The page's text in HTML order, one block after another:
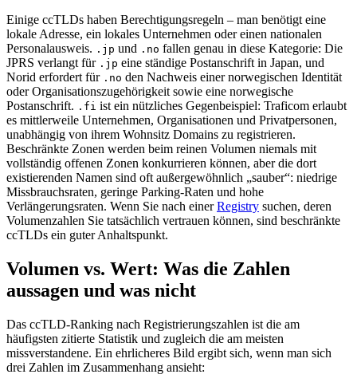
Einige ccTLDs haben Berechtigungsregeln – man benötigt eine
lokale Adresse, ein lokales Unternehmen oder einen nationalen
Personalausweis. .jp und .no fallen genau in diese Kategorie: Die
JPRS verlangt für .jp eine ständige Postanschrift in Japan, und
Norid erfordert für .no den Nachweis einer norwegischen Identität
oder Organisationszugehörigkeit sowie eine norwegische
Postanschrift. .fi ist ein nützliches Gegenbeispiel: Traficom erlaubt
es mittlerweile Unternehmen, Organisationen und Privatpersonen,
unabhängig von ihrem Wohnsitz Domains zu registrieren.
Beschränkte Zonen werden beim reinen Volumen niemals mit
vollständig offenen Zonen konkurrieren können, aber die dort
existierenden Namen sind oft außergewöhnlich „sauber“: niedrige
Missbrauchsraten, geringe Parking-Raten und hohe
Verlängerungsraten. Wenn Sie nach einerRegistry suchen, deren
Volumenzahlen Sie tatsächlich vertrauen können, sind beschränkte
ccTLDs ein guter Anhaltspunkt.
Volumen vs. Wert: Was die Zahlen
aussagen und was nicht
Das ccTLD-Ranking nach Registrierungszahlen ist die am
häufigsten zitierte Statistik und zugleich die am meisten
missverstandene. Ein ehrlicheres Bild ergibt sich, wenn man sich
drei Zahlen im Zusammenhang ansieht: